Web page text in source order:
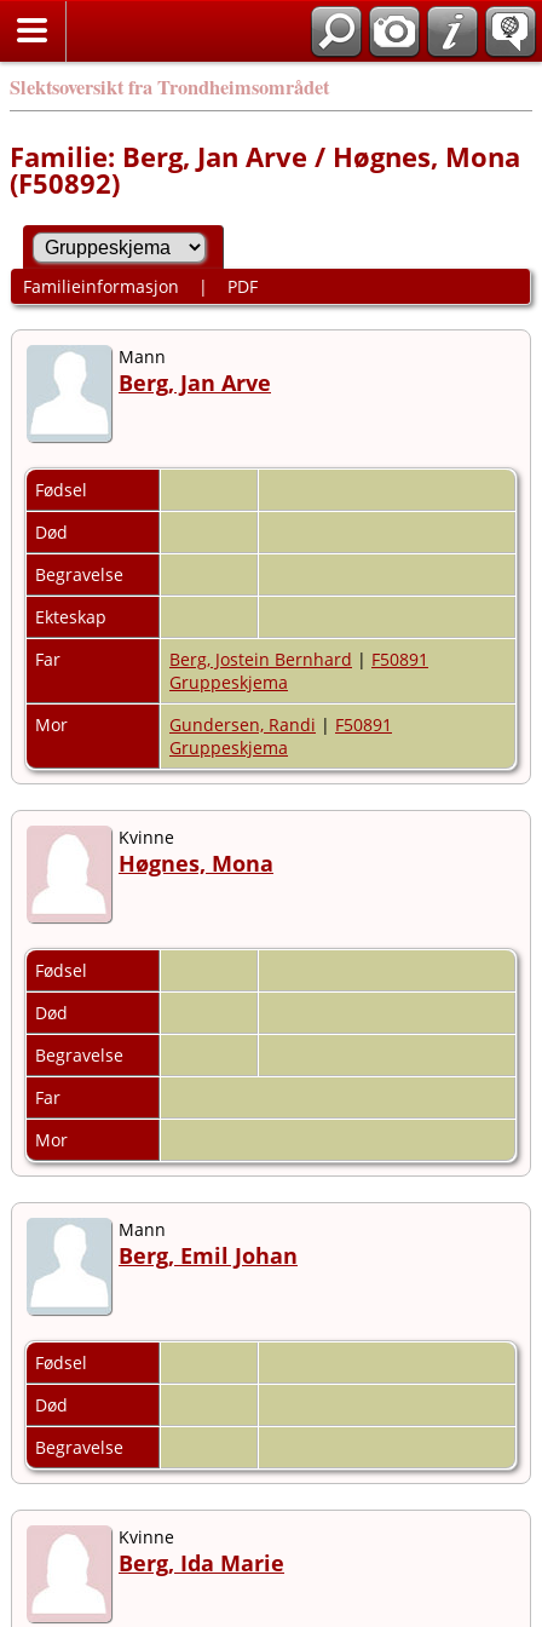
Slektsoversikt fra Trondheimsområdet
Familie: Berg, Jan Arve / Høgnes, Mona
(F50892)
Familieinformasjon | PDF
Mann
Berg, Jan Arve
Fødsel
Død
Begravelse
Ekteskap
Far
Berg, Jostein Bernhard | F50891
Gruppeskjema
Mor
Gundersen, Randi | F50891
Gruppeskjema
Kvinne
Høgnes, Mona
Fødsel
Død
Begravelse
Far
Mor
Mann
Berg, Emil Johan
Fødsel
Død
Begravelse
Kvinne
Berg, Ida Marie